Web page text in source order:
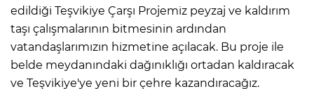
edildiği Teşvikiye Çarşı Projemiz peyzaj ve kaldırım
taşı çalışmalarının bitmesinin ardından
vatandaşlarımızın hizmetine açılacak. Bu proje ile
belde meydanındaki dağınıklığı ortadan kaldıracak
ve Teşvikiye'ye yeni bir çehre kazandıracağız.